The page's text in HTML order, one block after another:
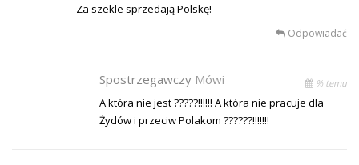
Za szekle sprzedają Polskę!
Odpowiadać
Spostrzegawczy Mówi % temu
A która nie jest ?????!!!!!! A która nie pracuje dla
Żydów i przeciw Polakom ??????!!!!!!!